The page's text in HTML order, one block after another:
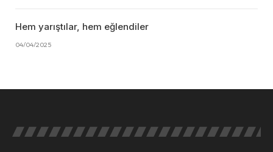
Hem yarıştılar, hem eğlendiler
04/04/2025